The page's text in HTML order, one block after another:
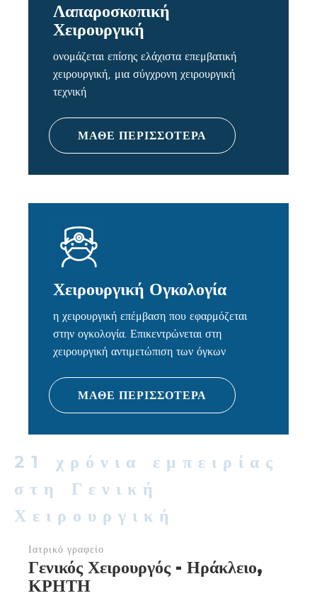
Λαπαροσκοπική
Χειρουργική
ονομάζεται επίσης ελάχιστα επεμβατική
χειρουργική, μια σύγχρονη χειρουργική
τεχνική
ΜΑΘΕ ΠΕΡΙΣΣΟΤΕΡΑ
Χειρουργική Ογκολογία
η χειρουργική επέμβαση που εφαρμόζεται
στην ογκολογία. Επικεντρώνεται στη
χειρουργική αντιμετώπιση των όγκων
ΜΑΘΕ ΠΕΡΙΣΣΟΤΕΡΑ
21 χρόνια εμπειρίας
στη Γενική
Χειρουργική
Ιατρικό γραφείο
Γενικός Χειρουργός - Ηράκλειο,
ΚΡΗΤΗ